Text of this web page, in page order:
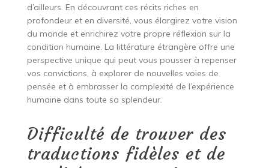
d’ailleurs. En découvrant ces récits riches en
profondeur et en diversité, vous élargirez votre vision
du monde et enrichirez votre propre réflexion sur la
condition humaine. La littérature étrangère offre une
perspective unique qui peut vous pousser à repenser
vos convictions, à explorer de nouvelles voies de
pensée et à embrasser la complexité de l’expérience
humaine dans toute sa splendeur.
Difficulté de trouver des
traductions fidèles et de